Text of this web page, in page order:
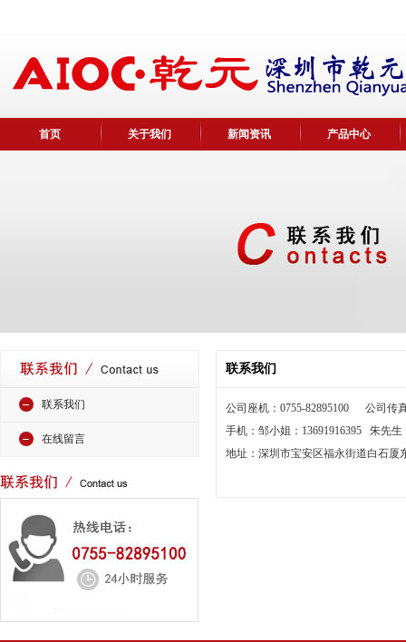
首页 关于我们 新闻资讯 产品中心
联系我们
在线留言
联系我们
公司座机：0755-82895100 公司传真
手机：邹小姐：13691916395 朱先生
地址：深圳市宝安区福永街道白石厦